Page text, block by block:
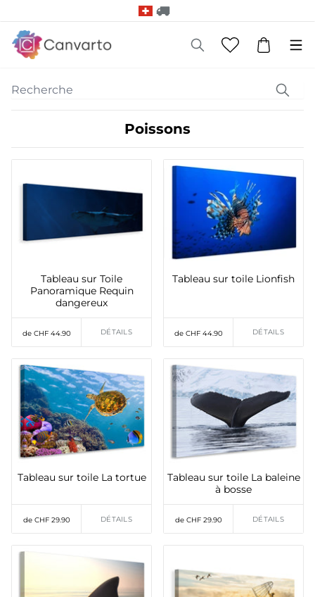
Poissons
Tableau sur Toile
Panoramique Requin
dangereux
de CHF 44.90 DÉTAILS
Tableau sur toile Lionfish
de CHF 44.90 DÉTAILS
Tableau sur toile La tortue
de CHF 29.90 DÉTAILS
Tableau sur toile La baleine
à bosse
de CHF 29.90 DÉTAILS